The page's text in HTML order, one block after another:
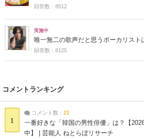
回答数：8512
実施中
唯一無二の歌声だと思うボーカリスト
回答数：8125
コメントランキング
1
コメント数： 21
一番好きな「韓国の男性俳優」は？【
中】 | 芸能人 ねとらぼリサーチ